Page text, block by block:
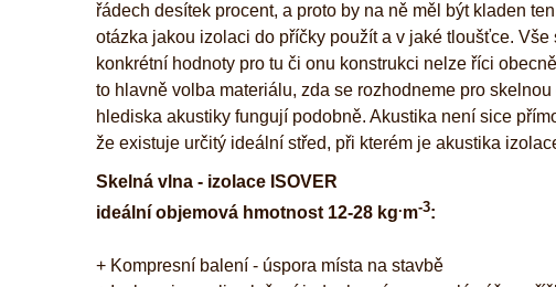
řádech desítek procent, a proto by na ně měl být kladen
otázka jakou izolaci do příčky použít a v jaké tloušťce.
konkrétní hodnoty pro tu či onu konstrukci nelze říci
to hlavně volba materiálu, zda se rozhodneme pro
hlediska akustiky fungují podobně. Akustika není sice
že existuje určitý ideální střed, při kterém je akustika
Skelná vlna - izolace ISOVER
ideální objemová hmotnost 12-28 kg.m-3:
+ Kompresní balení - úspora místa na stavbě